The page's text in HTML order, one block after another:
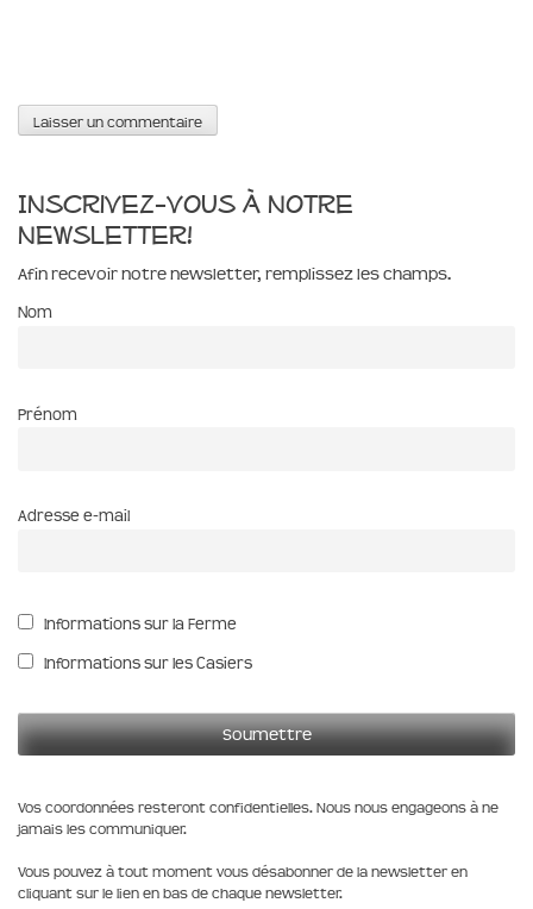
Inscrivez-vous à notre
newsletter!
Afin recevoir notre newsletter, remplissez les champs.
Nom
Prénom
Adresse e-mail
Informations sur la Ferme
Informations sur les Casiers
Vos coordonnées resteront confidentielles. Nous nous engageons à ne
jamais les communiquer.
Vous pouvez à tout moment vous désabonner de la newsletter en
cliquant sur le lien en bas de chaque newsletter.